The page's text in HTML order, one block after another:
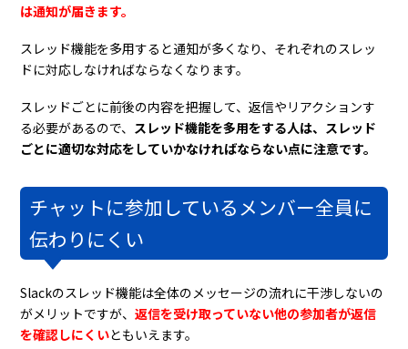
は通知が届きます。
スレッド機能を多用すると通知が多くなり、それぞれのスレッ
ドに対応しなければならなくなります。
スレッドごとに前後の内容を把握して、返信やリアクションす
る必要があるので、 スレッド機能を多用をする人は、スレッド
ごとに適切な対応をしていかなければならない点に注意です。
チャットに参加しているメンバー全員に
伝わりにくい
Slackのスレッド機能は全体のメッセージの流れに干渉しないの
がメリットですが、返信を受け取っていない他の参加者が返信
を確認しにくいともいえます。